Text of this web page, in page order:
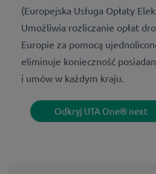
(Europejska Usługa Opłaty
Umożliwia rozliczanie opłat
Europie za pomocą
eliminuje konieczność
i umów w każdym kraju.
Odkryj UTA One® next